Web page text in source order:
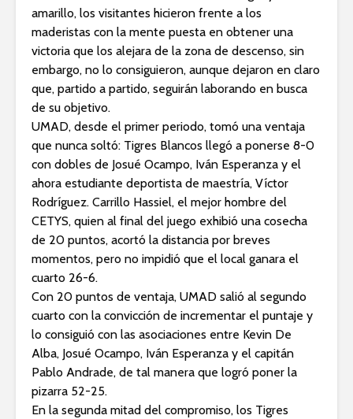
amarillo, los visitantes hicieron frente a los
maderistas con la mente puesta en obtener una
victoria que los alejara de la zona de descenso, sin
embargo, no lo consiguieron, aunque dejaron en claro
que, partido a partido, seguirán laborando en busca
de su objetivo.
UMAD, desde el primer periodo, tomó una ventaja
que nunca soltó: Tigres Blancos llegó a ponerse 8-0
con dobles de Josué Ocampo, Iván Esperanza y el
ahora estudiante deportista de maestría, Víctor
Rodríguez. Carrillo Hassiel, el mejor hombre del
CETYS, quien al final del juego exhibió una cosecha
de 20 puntos, acortó la distancia por breves
momentos, pero no impidió que el local ganara el
cuarto 26-6.
Con 20 puntos de ventaja, UMAD salió al segundo
cuarto con la convicción de incrementar el puntaje y
lo consiguió con las asociaciones entre Kevin De
Alba, Josué Ocampo, Iván Esperanza y el capitán
Pablo Andrade, de tal manera que logró poner la
pizarra 52-25.
En la segunda mitad del compromiso, los Tigres